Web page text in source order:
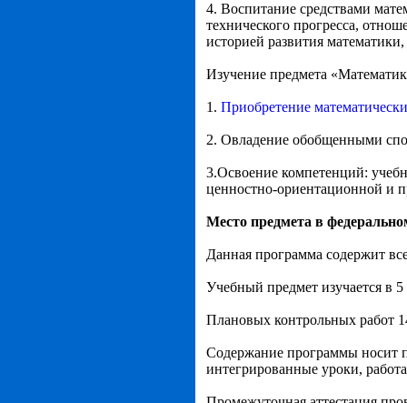
4. Воспитание средствами
технического прогресса,
историей развития
Изучение предмета
1. Приобретение
2. Овладение обобщенными
3.Освоение компетенций:
ценностно-ориентационной и
Место предмета в
Данная программа содержит
Учебный предмет изучается в 5
Плановых контрольных работ
Содержание программы носит
интегрированные уроки,